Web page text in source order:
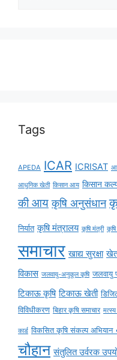
Tags
APEDA ICAR ICRISAT
आधुनिक खेती किसान आय किसान
की आय कृषि अनुसंधान
निर्यात कृषि मंत्रालय कृषि मंत्री कृषि
समाचार खाद्य सुरक्षा
विकास जलवायु-अनुकूल कृषि जलवायु
टिकाऊ कृषि टिकाऊ खेती
विविधीकरण बिहार कृषि समाचार मत्स्य
कार्ड विकसित कृषि संकल्प अभियान
चौहान संतुलित उर्वरक